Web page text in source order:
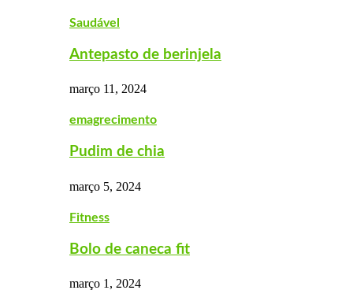
Saudável
Antepasto de berinjela
março 11, 2024
emagrecimento
Pudim de chia
março 5, 2024
Fitness
Bolo de caneca fit
março 1, 2024